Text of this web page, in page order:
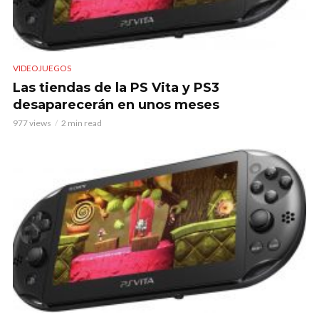
VIDEOJUEGOS
Las tiendas de la PS Vita y PS3
desaparecerán en unos meses
977 views 2 min read